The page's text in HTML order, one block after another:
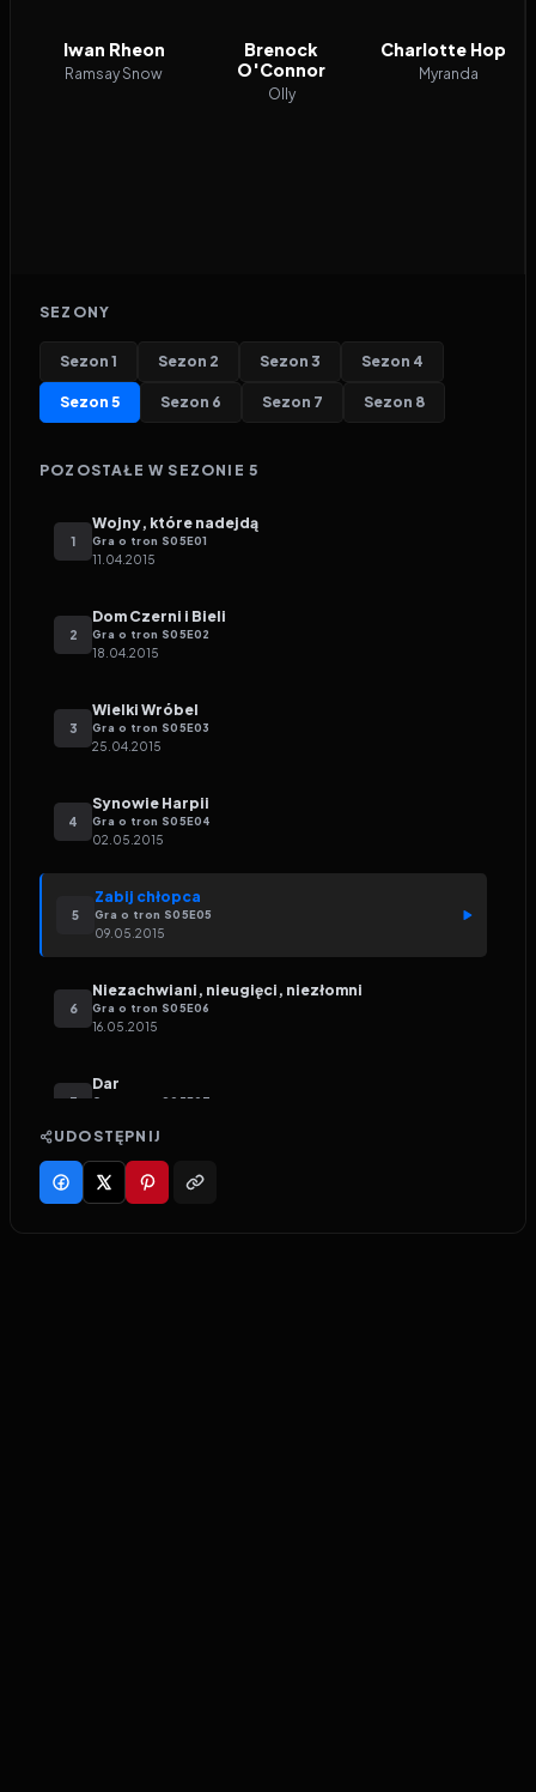
Iwan Rheon
Ramsay Snow
Brenock
O'Connor
Olly
Charlotte Hope
Myranda
SEZONY
Sezon 1 Sezon 2 Sezon 3 Sezon 4
Sezon 5 Sezon 6 Sezon 7 Sezon 8
POZOSTAŁE W SEZONIE 5
1
Wojny, które nadejdą
Gra o tron S05E01
11.04.2015
2
Dom Czerni i Bieli
Gra o tron S05E02
18.04.2015
3
Wielki Wróbel
Gra o tron S05E03
25.04.2015
4
Synowie Harpii
Gra o tron S05E04
02.05.2015
5
Zabij chłopca
Gra o tron S05E05
09.05.2015
6
Niezachwiani, nieugięci, niezłomni
Gra o tron S05E06
16.05.2015
7
Dar
Gra o tron S05E07
Hardhome
Gra o tron E
UDOSTĘPNIJ